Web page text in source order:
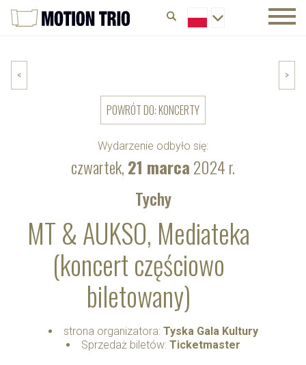
Wydarzenie odbyło się:
czwartek,21 marca2024 r.
< >
POWRÓT DO: KONCERTY
Tychy
MT & AUKSO, Mediateka
(koncert częściowo
biletowany)
strona organizatora: Tyska Gala Kultury
Sprzedaż biletów: Ticketmaster